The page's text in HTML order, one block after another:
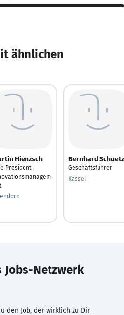
ähnlichen
Hienzsch
President
Bernhard Schuetz
Geschäftsführer
Kassel
Jobs-Netzwerk
den Job, der wirklich zu Dir